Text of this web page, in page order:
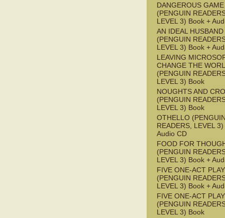
DANGEROUS GAME
(PENGUIN
LEVEL 3) Book +
AN IDEAL HUSBAND
(PENGUIN
LEVEL 3) Book +
LEAVING
CHANGE THE
(PENGUIN
LEVEL 3) Book
NOUGHTS AND
(PENGUIN
LEVEL 3) Book
OTHELLO
READERS, LEVEL
Audio CD
FOOD FOR
(PENGUIN
LEVEL 3) Book +
FIVE ONE-ACT
(PENGUIN
LEVEL 3) Book +
FIVE ONE-ACT
(PENGUIN
LEVEL 3) Book